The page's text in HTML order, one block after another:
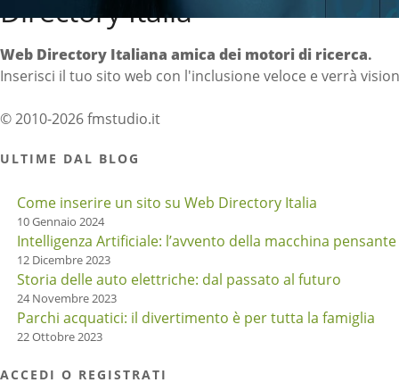
Directory Italia
Web Directory Italiana amica dei motori di ricerca.
Inserisci il tuo sito web con l'inclusione veloce e verrà
© 2010-2026 fmstudio.it
ULTIME DAL BLOG
Come inserire un sito su Web Directory Italia
10 Gennaio 2024
Intelligenza Artificiale: l’avvento della macchina pensante
12 Dicembre 2023
Storia delle auto elettriche: dal passato al futuro
24 Novembre 2023
Parchi acquatici: il divertimento è per tutta la famiglia
22 Ottobre 2023
ACCEDI O REGISTRATI